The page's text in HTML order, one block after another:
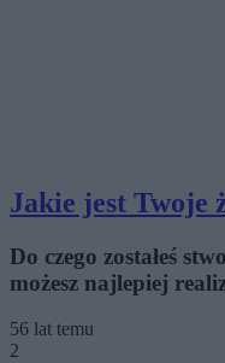
Jakie jest Twoje
Do czego zostałeś
możesz najlepiej
56 lat temu
2